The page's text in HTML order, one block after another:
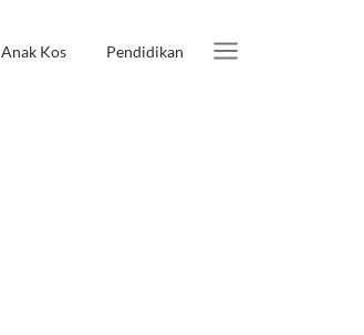
Anak Kos Pendidikan